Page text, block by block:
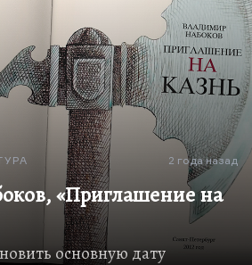
2 года назад
«Приглашение на
основную дату